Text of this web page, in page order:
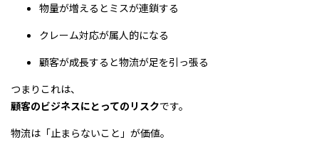
物量が増えるとミスが連鎖する
クレーム対応が属人的になる
顧客が成長すると物流が足を引っ張る
つまりこれは、
顧客のビジネスにとってのリスクです。
物流は「止まらないこと」が価値。